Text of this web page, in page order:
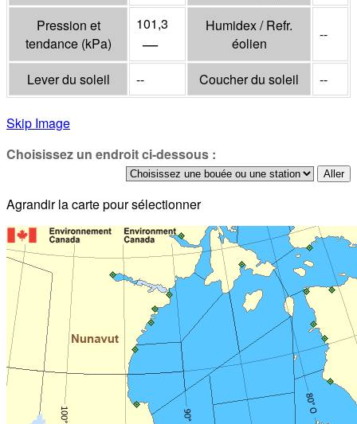
Pression et
tendance (kPa)
101,3
—
Humidex / Refr.
éolien
--
Lever du soleil -- Coucher du soleil --
Skip Image
Choisissez un endroit ci-dessous :
Agrandir la carte pour sélectionner